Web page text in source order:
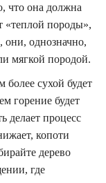
что она должна
«теплой породы»,
они, однозначно,
мягкой породой.
более сухой будет
горение будет
делает процесс
копоти
дерево
где